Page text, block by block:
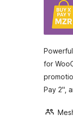
for
Pay 2",